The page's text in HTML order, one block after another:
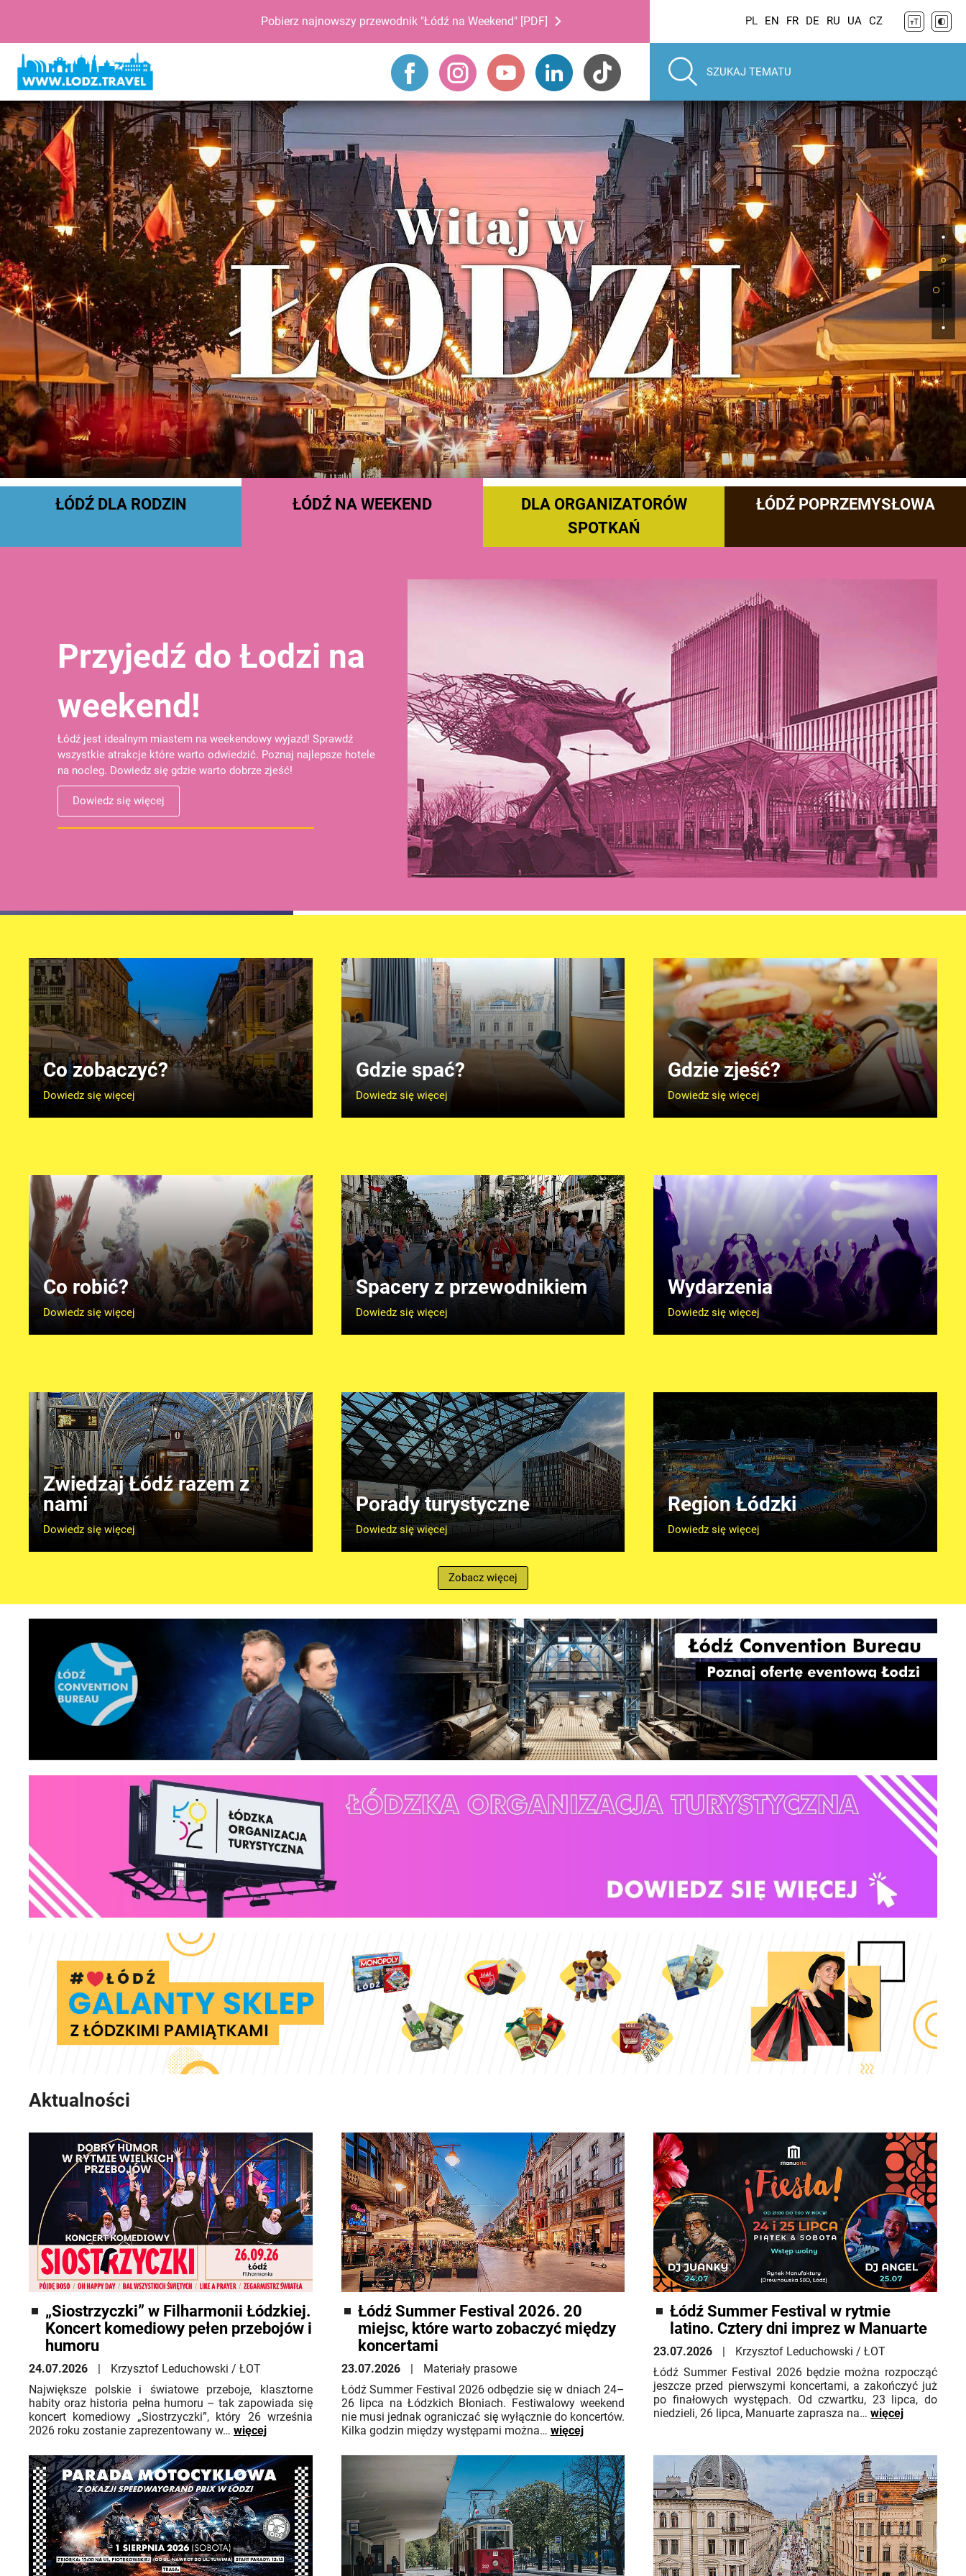
Pobierz najnowszy przewodnik "Łódź na Weekend" [PDF] PL EN FR DE RU UA CZ
ŁÓDŹ DLA RODZIN ŁÓDŹ NA WEEKEND
DLA ORGANIZATORÓW
SPOTKAŃ
ŁÓDŹ POPRZEMYSŁOWA
Przyjedź do Łodzi na
weekend!
Łódź jest idealnym miastem na weekendowy wyjazd! Sprawdź
wszystkie atrakcje które warto odwiedzić. Poznaj najlepsze hotele
na nocleg. Dowiedz się gdzie warto dobrze zjeść!
Dowiedz się więcej
Co zobaczyć?
Dowiedz się więcej
Gdzie spać?
Dowiedz się więcej
Gdzie zjeść?
Dowiedz się więcej
Co robić?
Dowiedz się więcej
Spacery z przewodnikiem
Dowiedz się więcej
Wydarzenia
Dowiedz się więcej
Zwiedzaj Łódź razem z
nami
Dowiedz się więcej
Porady turystyczne
Dowiedz się więcej
Region Łódzki
Dowiedz się więcej
Zobacz więcej
Aktualności
„Siostrzyczki” w Filharmonii Łódzkiej.
Koncert komediowy pełen przebojów i
humoru
24.07.2026
Krzysztof Leduchowski / ŁOT
Największe polskie i światowe przeboje, klasztorne
habity oraz historia pełna humoru – tak zapowiada się
koncert komediowy „Siostrzyczki”, który 26 września
2026 roku zostanie zaprezentowany w… więcej
Łódź Summer Festival 2026. 20
miejsc, które warto zobaczyć między
koncertami
23.07.2026
Materiały prasowe
Łódź Summer Festival 2026 odbędzie się w dniach 24–
26 lipca na Łódzkich Błoniach. Festiwalowy weekend
nie musi jednak ograniczać się wyłącznie do koncertów.
Kilka godzin między występami można… więcej
Łódź Summer Festival w rytmie
latino. Cztery dni imprez w Manuarte
23.07.2026
Krzysztof Leduchowski / ŁOT
Łódź Summer Festival 2026 będzie można rozpocząć
jeszcze przed pierwszymi koncertami, a zakończyć już
po finałowych występach. Od czwartku, 23 lipca, do
niedzieli, 26 lipca, Manuarte zaprasza na…więcej